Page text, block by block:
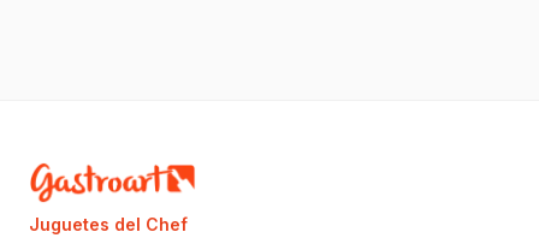
Juguetes del Chef